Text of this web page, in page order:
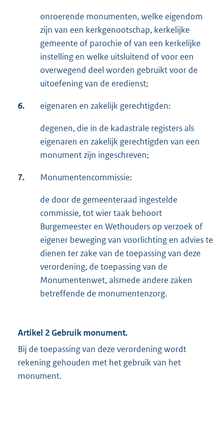
onroerende monumenten, welke eigendom
zijn van een kerkgenootschap, kerkelijke
gemeente of parochie of van een kerkelijke
instelling en welke uitsluitend of voor een
overwegend deel worden gebruikt voor de
uitoefening van de eredienst;
6. eigenaren en zakelijk gerechtigden:
degenen, die in de kadastrale registers als
eigenaren en zakelijk gerechtigden van een
monument zijn ingeschreven;
7. Monumentencommissie:
de door de gemeenteraad ingestelde
commissie, tot wier taak behoort
Burgemeester en Wethouders op verzoek of
eigener beweging van voorlichting en advies te
dienen ter zake van de toepassing van deze
verordening, de toepassing van de
Monumentenwet, alsmede andere zaken
betreffende de monumentenzorg.
Artikel 2 Gebruik monument.
Bij de toepassing van deze verordening wordt
rekening gehouden met het gebruik van het
monument.